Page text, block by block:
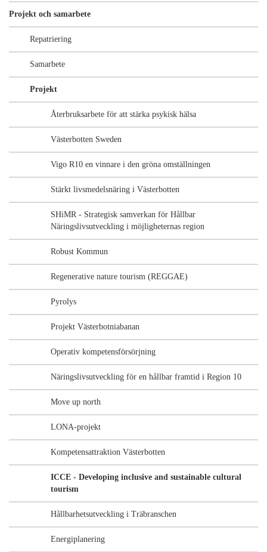
Projekt och samarbete
Repatriering
Samarbete
Projekt
Återbruksarbete för att stärka psykisk hälsa
Västerbotten Sweden
Vigo R10 en vinnare i den gröna omställningen
Stärkt livsmedelsnäring i Västerbotten
SHiMR - Strategisk samverkan för Hållbar
Näringslivsutveckling i möjligheternas region
Robust Kommun
Regenerative nature tourism (REGGAE)
Pyrolys
Projekt Västerbotniabanan
Operativ kompetensförsörjning
Näringslivsutveckling för en hållbar framtid i Region 10
Move up north
LONA-projekt
Kompetensattraktion Västerbotten
ICCE - Developing inclusive and sustainable cultural
tourism
Hållbarhetsutveckling i Träbranschen
Energiplanering